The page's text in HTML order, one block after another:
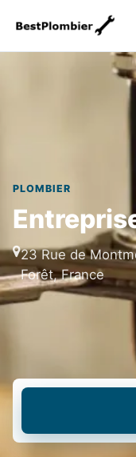
PLOMBIER
23 Rue de
Forêt, France